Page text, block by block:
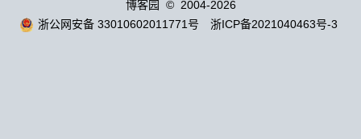
博客园
© 2004-2026
浙公网安备 33010602011771号
浙ICP备2021040463号-3